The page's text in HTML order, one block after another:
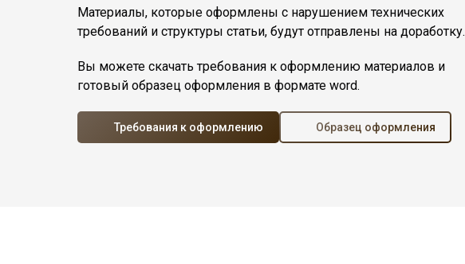
Материалы, которые оформлены с нарушением технических
требований и структуры статьи, будут отправлены на доработку.
Вы можете скачать требования к оформлению материалов и
готовый образец оформления в формате word.
Требования к оформлению Образец оформления